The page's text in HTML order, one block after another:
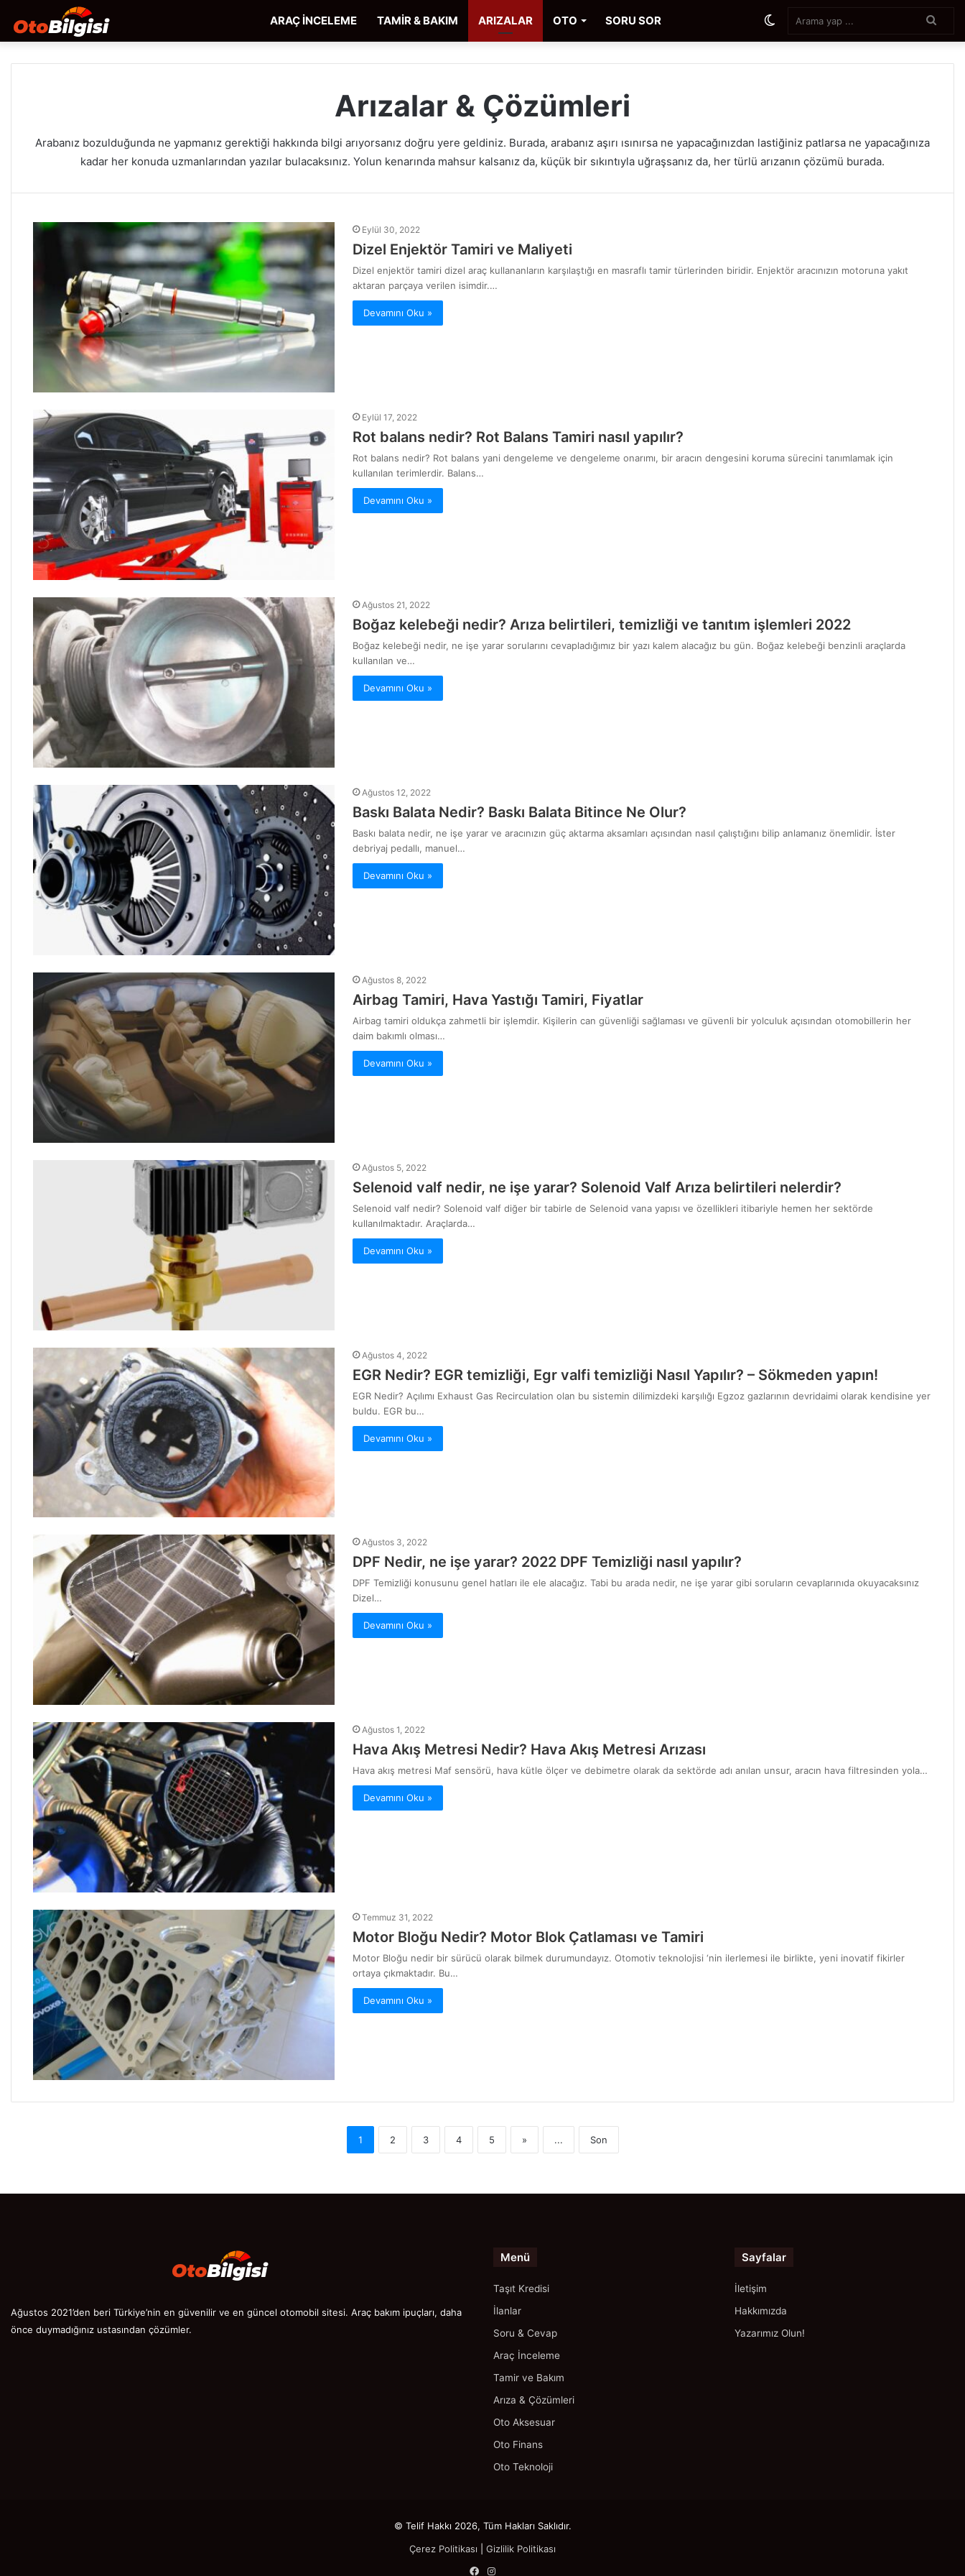
ARAÇ İNCELEME TAMİR & BAKIM ARIZALAR OTO SORU SOR
...
görünümü
Arızalar & Çözümleri
Arabanız bozulduğunda ne yapmanız gerektiği hakkında bilgi arıyorsanız doğru yere geldiniz. Burada, arabanız aşırı ısınırsa ne yapacağınızdan lastiğiniz patlarsa ne yapacağınıza
kadar her konuda uzmanlarından yazılar bulacaksınız. Yolun kenarında mahsur kalsanız da, küçük bir sıkıntıyla uğraşsanız da, her türlü arızanın çözümü burada.
Eylül 30, 2022
Dizel Enjektör Tamiri ve Maliyeti
Dizel enjektör tamiri dizel araç kullananların karşılaştığı en masraflı tamir türlerinden biridir. Enjektör aracınızın motoruna yakıt
aktaran parçaya verilen isimdir.…
Devamını Oku »
Eylül 17, 2022
Rot balans nedir? Rot Balans Tamiri nasıl yapılır?
Rot balans nedir? Rot balans yani dengeleme ve dengeleme onarımı, bir aracın dengesini koruma sürecini tanımlamak için
kullanılan terimlerdir. Balans…
Devamını Oku »
Ağustos 21, 2022
Boğaz kelebeği nedir? Arıza belirtileri, temizliği ve tanıtım işlemleri 2022
Boğaz kelebeği nedir, ne işe yarar sorularını cevapladığımız bir yazı kalem alacağız bu gün. Boğaz kelebeği benzinli araçlarda
kullanılan ve…
Devamını Oku »
Ağustos 12, 2022
Baskı Balata Nedir? Baskı Balata Bitince Ne Olur?
Baskı balata nedir, ne işe yarar ve aracınızın güç aktarma aksamları açısından nasıl çalıştığını bilip anlamanız önemlidir. İster
debriyaj pedallı, manuel…
Devamını Oku »
Ağustos 8, 2022
Airbag Tamiri, Hava Yastığı Tamiri, Fiyatlar
Airbag tamiri oldukça zahmetli bir işlemdir. Kişilerin can güvenliği sağlaması ve güvenli bir yolculuk açısından otomobillerin her
daim bakımlı olması…
Devamını Oku »
Ağustos 5, 2022
Selenoid valf nedir, ne işe yarar? Solenoid Valf Arıza belirtileri nelerdir?
Selenoid valf nedir? Solenoid valf diğer bir tabirle de Selenoid vana yapısı ve özellikleri itibariyle hemen her sektörde
kullanılmaktadır. Araçlarda…
Devamını Oku »
Ağustos 4, 2022
EGR Nedir? EGR temizliği, Egr valfi temizliği Nasıl Yapılır? – Sökmeden yapın!
EGR Nedir? Açılımı Exhaust Gas Recirculation olan bu sistemin dilimizdeki karşılığı Egzoz gazlarının devridaimi olarak kendisine yer
buldu. EGR bu…
Devamını Oku »
Ağustos 3, 2022
DPF Nedir, ne işe yarar? 2022 DPF Temizliği nasıl yapılır?
DPF Temizliği konusunu genel hatları ile ele alacağız. Tabi bu arada nedir, ne işe yarar gibi soruların cevaplarınıda okuyacaksınız
Dizel…
Devamını Oku »
Ağustos 1, 2022
Hava Akış Metresi Nedir? Hava Akış Metresi Arızası
Hava akış metresi Maf sensörü, hava kütle ölçer ve debimetre olarak da sektörde adı anılan unsur, aracın hava filtresinden yola…
Devamını Oku »
Temmuz 31, 2022
Motor Bloğu Nedir? Motor Blok Çatlaması ve Tamiri
Motor Bloğu nedir bir sürücü olarak bilmek durumundayız. Otomotiv teknolojisi ‘nin ilerlemesi ile birlikte, yeni inovatif fikirler
ortaya çıkmaktadır. Bu…
Devamını Oku »
1 2 3 4 5 » ... Son
Ağustos 2021’den beri Türkiye’nin en güvenilir ve en güncel otomobil sitesi. Araç bakım ipuçları, daha
önce duymadığınız ustasından çözümler.
Menü
Taşıt Kredisi
İlanlar
Soru & Cevap
Araç İnceleme
Tamir ve Bakım
Arıza & Çözümleri
Oto Aksesuar
Oto Finans
Oto Teknoloji
Sayfalar
İletişim
Hakkımızda
Yazarımız Olun!
© Telif Hakkı 2026, Tüm Hakları Saklıdır.
Çerez Politikası
Gizlilik Politikası
Facebook
Instagram